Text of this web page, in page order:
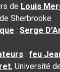
de Louis
Sherbrooke
:Serge
:feu
, Université